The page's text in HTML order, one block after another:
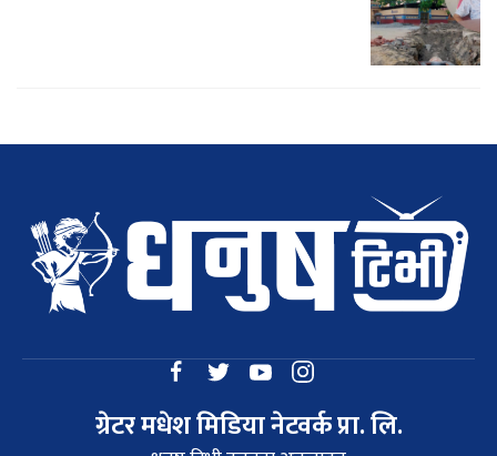
ग्रेटर मधेश मिडिया नेटवर्क प्रा. लि.